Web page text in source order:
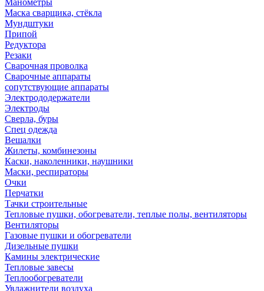
Манометры
Маска сварщика, стёкла
Мундштуки
Припой
Редуктора
Резаки
Сварочная проволка
Сварочные аппараты
сопутствующие аппараты
Электрододержатели
Электроды
Сверла, буры
Спец одежда
Вешалки
Жилеты, комбинезоны
Каски, наколенники, наушники
Маски, респираторы
Очки
Перчатки
Тачки строительные
Тепловые пушки, обогреватели, теплые полы, вентиляторы
Вентиляторы
Газовые пушки и обогреватели
Дизельные пушки
Камины электрические
Тепловые завесы
Теплообогреватели
Увлажнители воздуха